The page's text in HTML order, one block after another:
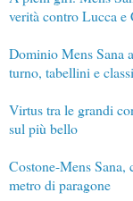
verità contro Lucca e
Dominio Mens Sana
turno, tabellini e
Virtus tra le grandi
sul più bello
Costone-Mens
metro di paragone